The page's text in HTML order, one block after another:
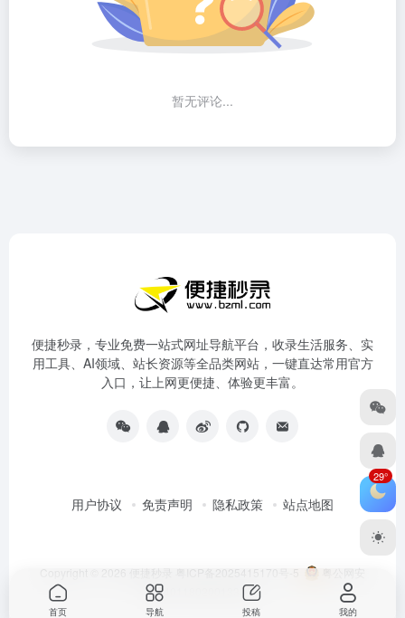
暂无评论...
便捷秒录，专业免费一站式网址导航平台，收录生活服务、实
用工具、AI领域、站长资源等全品类网站，一键直达常用官方
入口，让上网更便捷、体验更丰富。
用户协议 免责声明 隐私政策 站点地图
Copyright © 2026 便捷秒录 粤ICP备2025415170号-5
粤公网安
备44011802001333号
29°
首页 导航 投稿 我的